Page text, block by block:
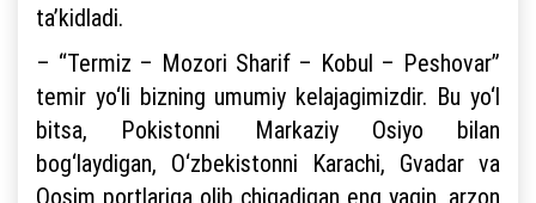
ta’kidladi.
– “Termiz – Mozori Sharif – Kobul – Peshovar”
temir yo‘li bizning umumiy kelajagimizdir. Bu yo‘l
bitsa, Pokistonni Markaziy Osiyo bilan
bog‘laydigan, O‘zbekistonni Karachi, Gvadar va
Qosim portlariga olib chiqadigan eng yaqin, arzon